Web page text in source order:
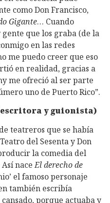
como Don Francisco,
Gigante… Cuando
que los graba (de la
en las redes
me puedo creer que eso
en realidad, gracias a
me ofreció al ser parte
uno de Puerto Rico”.
y guionista)
teatreros que se había
del Sesenta y Don
la comedia del
Así naceEl derecho de
el famoso personaje
también escribía
porque actuaba y